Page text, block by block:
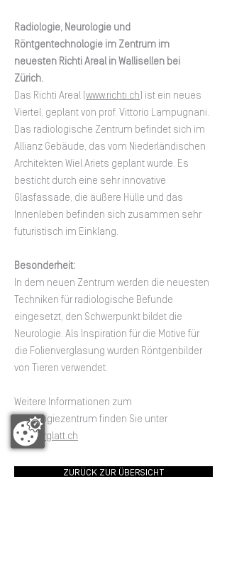
Radiologie, Neurologie und
Röntgentechnologie im Zentrum im
neuesten Richti Areal in Wallisellen bei
Zürich.
Das Richti Areal ( www.richti.ch ) ist ein neues
Viertel, geplant von prof. Vittorio Lampugnani.
Das radiologische Zentrum befindet sich im
Allianz Gebäude, das vom Niederländischen
Architekten Wiel Ariets geplant wurde. Es
besticht durch eine sehr innovative
Glasfassade, die äußere Hülle und das
Innenleben befinden sich zusammen sehr
futuristisch im Einklang.
Besonderheit:
In dem neuen Zentrum werden die neuesten
Techniken für radiologische Befunde
eingesetzt, den Schwerpunkt bildet die
Neurologie. Als Inspiration für die Motive für
die Folienverglasung wurden Röntgenbilder
von Tieren verwendet.
Weitere Informationen zum
Radiologiezentrum finden Sie unter
www.rnrglatt.ch
ZURÜCK ZUR ÜBERSICHT